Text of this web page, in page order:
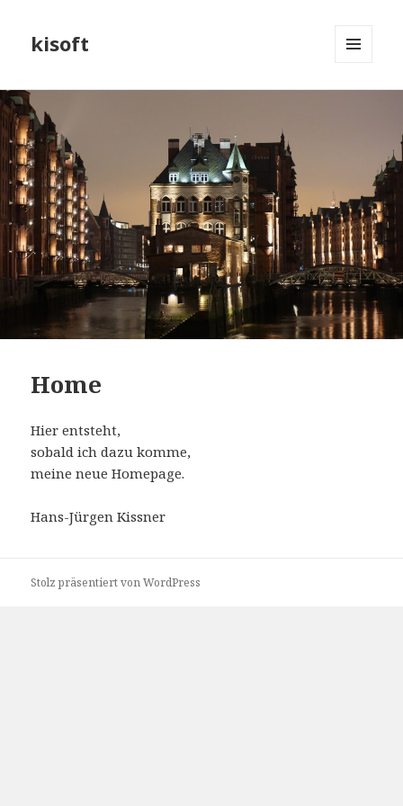
kisoft
Home
Hier entsteht,
sobald ich dazu komme,
meine neue Homepage.
Hans-Jürgen Kissner
Stolz präsentiert von WordPress